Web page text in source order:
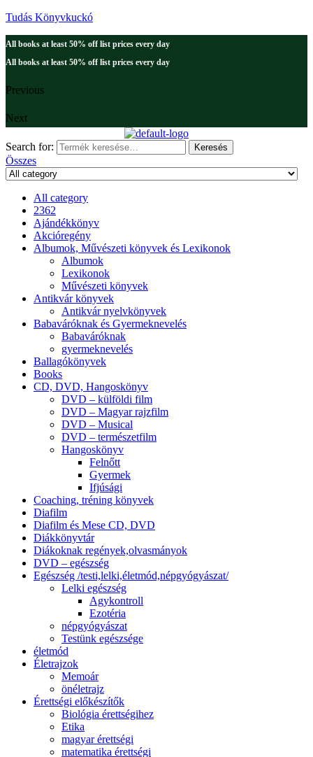
Tudás Könyvkuckó
All books at least 50% off list prices every day
All books at least 50% off list prices every day
Previous
Next
Search for: Keresés
Összes
All category
2362
Ajándékkönyv
Akcióregény
Albumok, Művészeti könyvek és Lexikonok
Albumok
Lexikonok
Művészeti könyvek
Antikvár könyvek
Antikvár nyelvkönyvek
Babaváróknak és Gyermeknevelés
Babaváróknak
gyermeknevelés
Ballagókönyvek
Books
CD, DVD, Hangoskönyv
DVD – külföldi film
DVD – Magyar rajzfilm
DVD – Musical
DVD – természetfilm
Hangoskönyv
Felnőtt
Gyermek
Ifjúsági
Coaching, tréning könyvek
Diafilm
Diafilm és Mese CD, DVD
Diákkönyvtár
Diákoknak regények,olvasmányok
DVD – egészség
Egészség /testi,lelki,életmód,népgyógyászat/
Lelki egészség
Agykontroll
Ezotéria
népgyógyászat
Testünk egészsége
életmód
Életrajzok
Memoár
önéletrajz
Érettségi előkészítők
Biológia érettségihez
Etika
magyar érettségi
matematika érettségi